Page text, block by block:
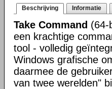
Beschrijving Informatie
Take Command (64-
een krachtige
tool - volledig
Windows grafische
daarmee de
van twee werelden"